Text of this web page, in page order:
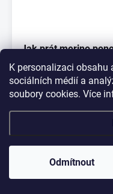
K personalizaci obsahu
sociálních médií a
soubory cookies. Více
Odmítnout
Jak prát merino
Na rozdíl od jiných
znamená, že vlněné